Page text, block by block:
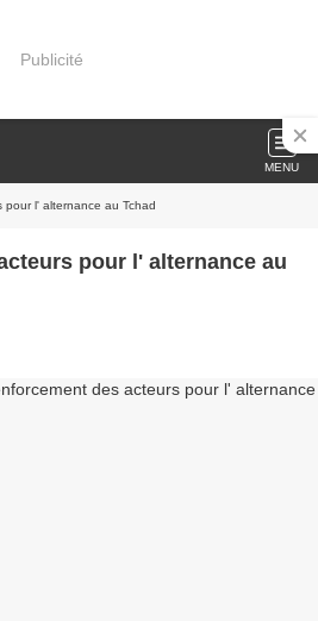
Publicité
MENU
pour l' alternance au Tchad
pour l' alternance au